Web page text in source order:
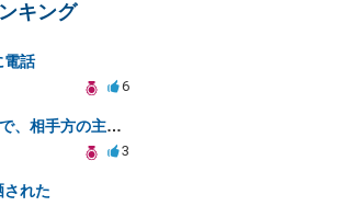
キング
電話
6
Xの開示請求の双方審で、相手方の主張が口頭ばかりで把握しきれません
3
れた